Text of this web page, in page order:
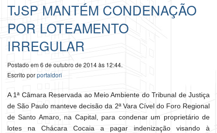
TJSP MANTÉM CONDENAÇÃO
POR LOTEAMENTO
IRREGULAR
Postado em 6 de outubro de 2014 às 12:44.
Escrito porportaldori
A 1ª Câmara Reservada ao Meio Ambiente do Tribunal de Justiça
de São Paulo manteve decisão da 2ª Vara Cível do Foro Regional
de Santo Amaro, na Capital, para condenar um proprietário de
lotes na Chácara Cocaia a pagar indenização visando à